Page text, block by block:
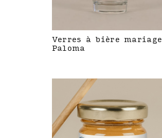
Verres à bière mariage
Paloma